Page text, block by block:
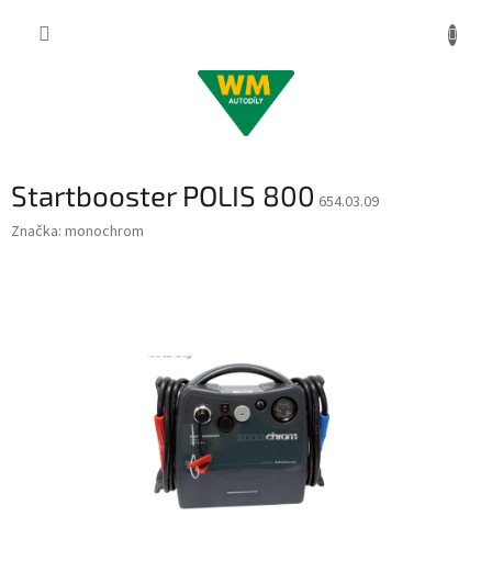
Startbooster POLIS 800 654.03.09
Značka: monochrom